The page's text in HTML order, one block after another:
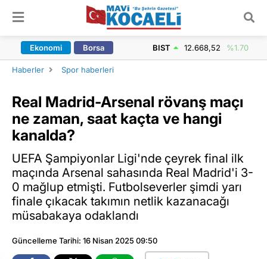
Ekonomi Borsa BIST 12.668,52 %1.70
Haberler Spor haberleri
Real Madrid-Arsenal rövanş maçı
ne zaman, saat kaçta ve hangi
kanalda?
UEFA Şampiyonlar Ligi'nde çeyrek final ilk
maçında Arsenal sahasında Real Madrid'i 3-
0 mağlup etmişti. Futbolseverler şimdi yarı
finale çıkacak takımın netlik kazanacağı
müsabakaya odaklandı
Güncelleme Tarihi: 16 Nisan 2025 09:50